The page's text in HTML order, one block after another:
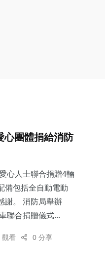
心團體捐給消防
心人士聯合捐贈4輛
備包括全自動電動
謝。 消防局舉辦
聯合捐贈儀式...
觀看 0 分享